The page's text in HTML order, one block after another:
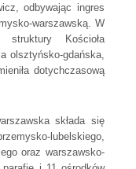
odbywając ingres
warszawską. W
struktury Kościoła
olsztyńsko-gdańska,
dotychczasową
składa się
lubelskiego,
oraz warszawsko-